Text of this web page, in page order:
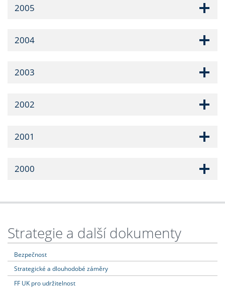
2005
2004
2003
2002
2001
2000
Strategie a další dokumenty
Bezpečnost
Strategické a dlouhodobé záměry
FF UK pro udržitelnost